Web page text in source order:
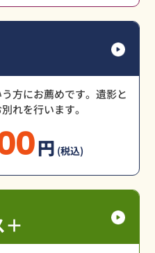
方にお薦めです。遺影と
れを行います。
円 (税込)